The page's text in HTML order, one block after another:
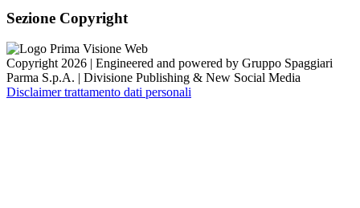
Sezione Copyright
Copyright 2026 | Engineered and powered by Gruppo Spaggiari
Parma S.p.A. | Divisione Publishing & New Social Media
Disclaimer trattamento dati personali